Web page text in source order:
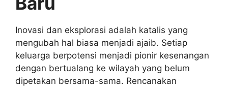
Inovasi dan eksplorasi adalah katalis yang
mengubah hal biasa menjadi ajaib. Setiap
keluarga berpotensi menjadi pionir kesenangan
dengan bertualang ke wilayah yang belum
dipetakan bersama-sama. Rencanakan